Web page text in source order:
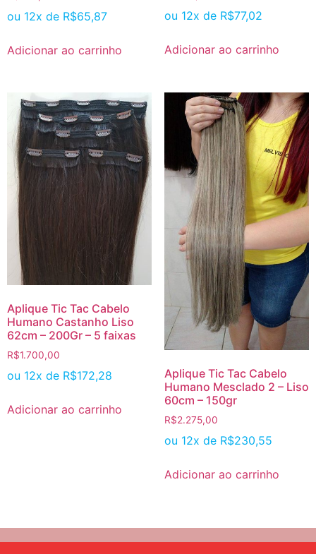
ou 12x de R$65,87
Adicionar ao carrinho
ou 12x de R$77,02
Adicionar ao carrinho
Aplique Tic Tac Cabelo
Humano Castanho Liso
62cm – 200Gr – 5 faixas
R$1.700,00
ou 12x de R$172,28
Adicionar ao carrinho
Aplique Tic Tac Cabelo
Humano Mesclado 2 – Liso
60cm – 150gr
R$2.275,00
ou 12x de R$230,55
Adicionar ao carrinho